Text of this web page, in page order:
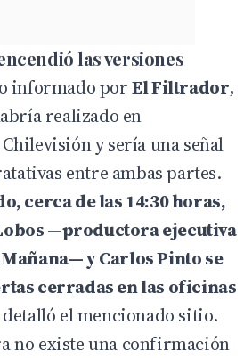
las versiones
informado porEl Filtrador,
realizado en
y sería una señal
entre ambas partes.
cerca de las 14:30 horas,
—productora ejecutiva
y Carlos Pinto se
cerradas en las oficinas
detalló el mencionado sitio.
no existe una confirmación